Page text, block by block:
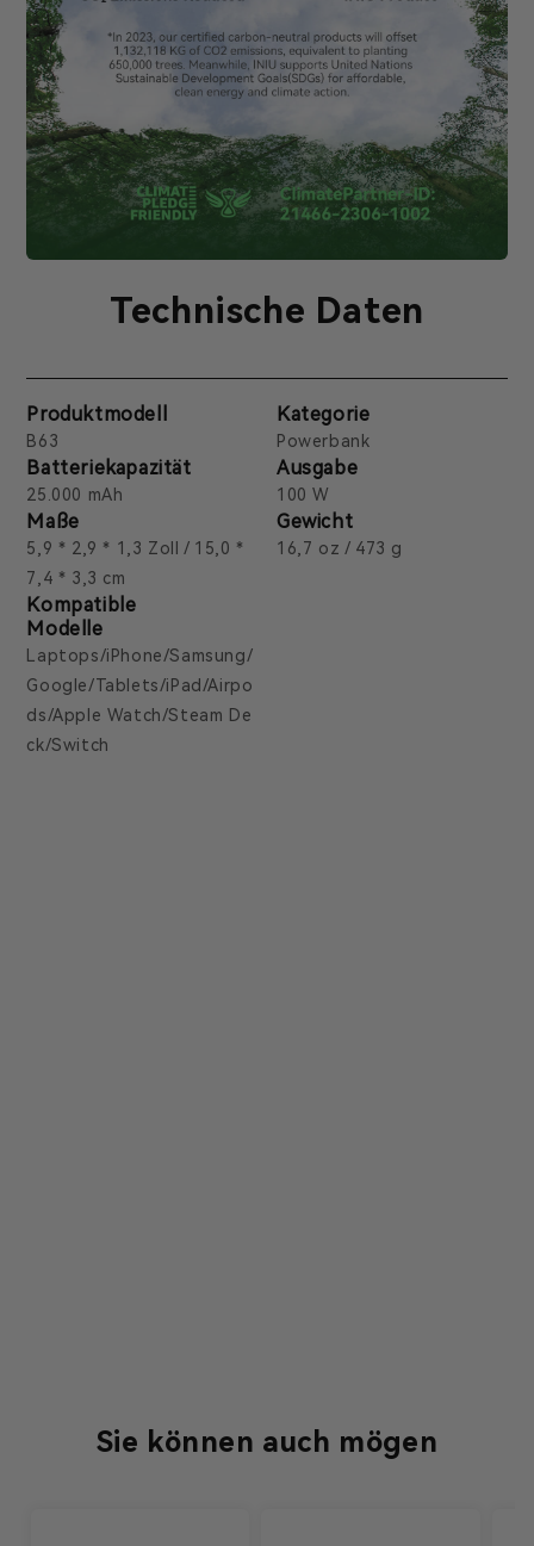
Technische Daten
Produktmodell
B63
Kategorie
Powerbank
Batteriekapazität
25.000 mAh
Ausgabe
100 W
Maße
5,9 * 2,9 * 1,3 Zoll / 15,0 *
7,4 * 3,3 cm
Gewicht
16,7 oz / 473 g
Kompatible
Modelle
Laptops/iPhone/Samsung/
Google/Tablets/iPad/Airpo
ds/Apple Watch/Steam De
ck/Switch
Sie können auch mögen